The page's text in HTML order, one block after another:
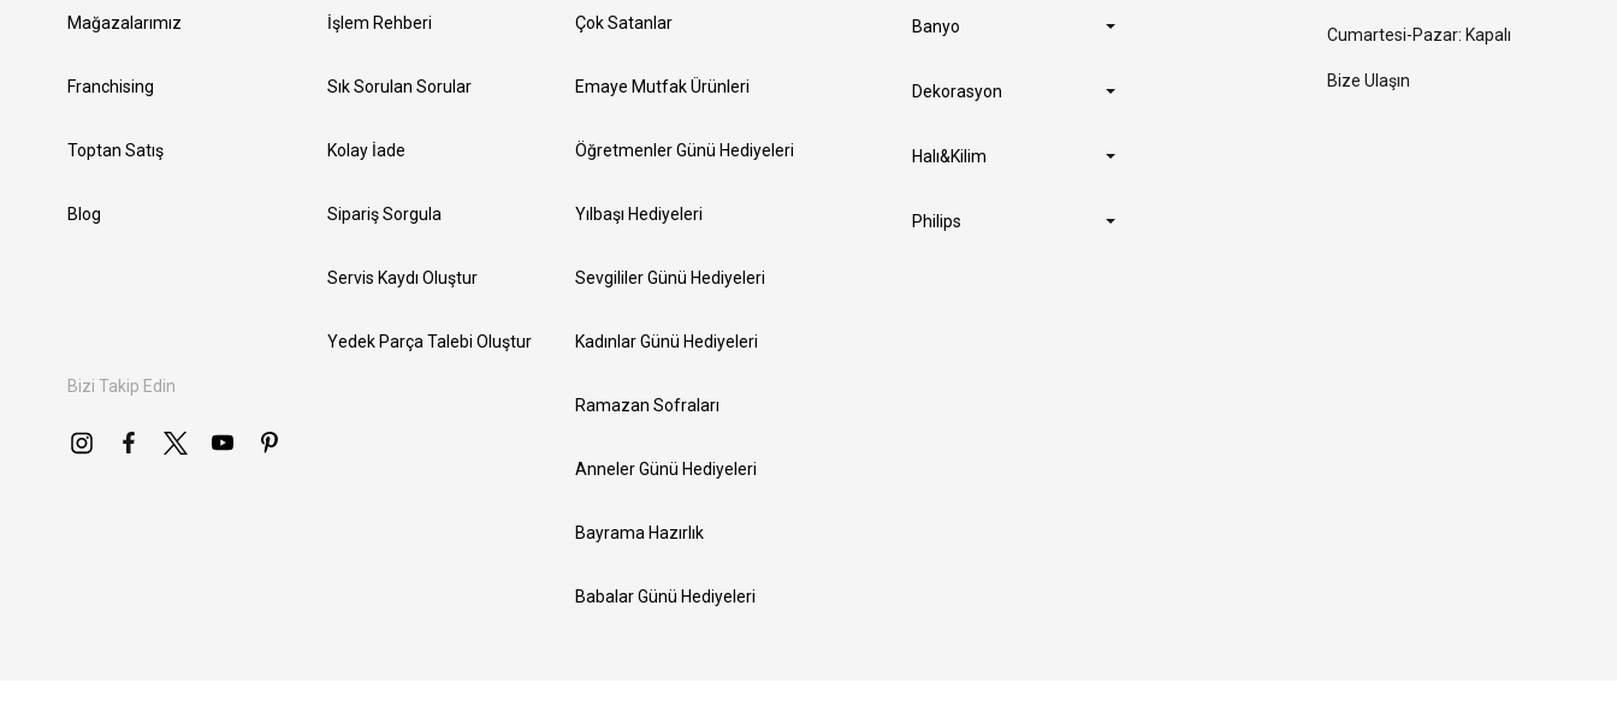
Mağazalarımız
Franchising
Toptan Satış
Blog
Bizi Takip Edin
İşlem Rehberi
Sık Sorulan Sorular
Kolay İade
Sipariş Sorgula
Servis Kaydı Oluştur
Yedek Parça Talebi Oluştur
Çok Satanlar
Emaye Mutfak Ürünleri
Öğretmenler Günü Hediyeleri
Yılbaşı Hediyeleri
Sevgililer Günü Hediyeleri
Kadınlar Günü Hediyeleri
Ramazan Sofraları
Anneler Günü Hediyeleri
Bayrama Hazırlık
Babalar Günü Hediyeleri
Banyo
Dekorasyon
Halı&Kilim
Philips
Cumartesi-Pazar: Kapalı
Bize Ulaşın